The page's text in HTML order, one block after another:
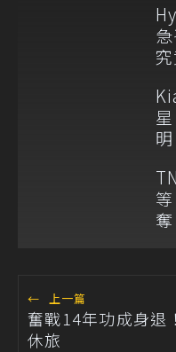
← 上一篇
奮戰14年功成身退
休旅